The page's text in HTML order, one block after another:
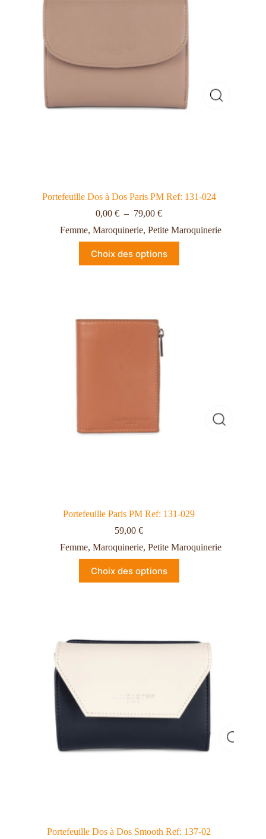
Portefeuille Dos à Dos Paris PM Ref: 131-024
0,00€ – 79,00€
Femme,Maroquinerie,Petite Maroquinerie
Choix des options
Portefeuille Paris PM Ref: 131-029
59,00€
Femme,Maroquinerie,Petite Maroquinerie
Choix des options
Portefeuille Dos à Dos Smooth Ref: 137-02